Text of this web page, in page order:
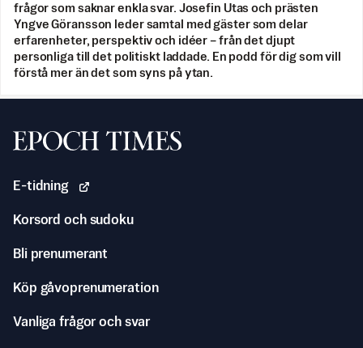
frågor som saknar enkla svar. Josefin Utas och prästen
Yngve Göransson leder samtal med gäster som delar
erfarenheter, perspektiv och idéer – från det djupt
personliga till det politiskt laddade. En podd för dig som vill
förstå mer än det som syns på ytan.
Svenska Epoch Times
E-tidning
Korsord och sudoku
Bli prenumerant
Köp gåvoprenumeration
Vanliga frågor och svar